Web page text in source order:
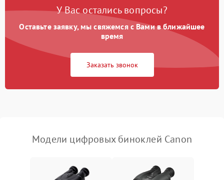
цветов дисплея
Подробнее →
коркое время
1000 ₽ Подробнее →
1500 ₽ Подробнее →
У Вас остались вопросы?
Оставьте заявку, мы свяжемся с Вами в ближайшее
время
Заказать звонок
Модели цифровых биноклей Canon